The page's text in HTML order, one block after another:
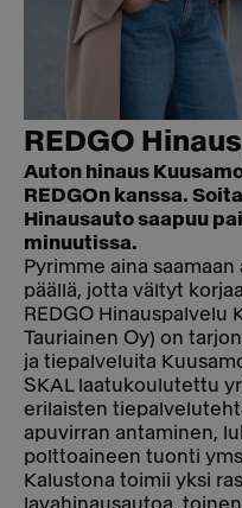
REDGO
Auton hinaus
REDGOn kanssa.
Hinausauto saapuu
minuutissa.
Pyrimme aina
päällä, jotta vältyt
REDGO Hinauspalvelu
Tauriainen Oy) on
ja tiepalveluita
SKAL laatukoulutettu
erilaisten
apuvirran antaminen,
polttoaineen tuonti
Kalustona toimii yksi